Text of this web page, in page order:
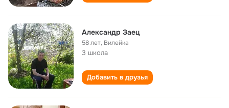
Александр Заец
58 лет, Вилейка
3 школа
Добавить в друзья